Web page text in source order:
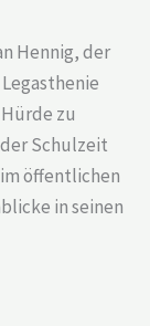
Hennig, der
zu
Schulzeit
öffentlichen
in seinen